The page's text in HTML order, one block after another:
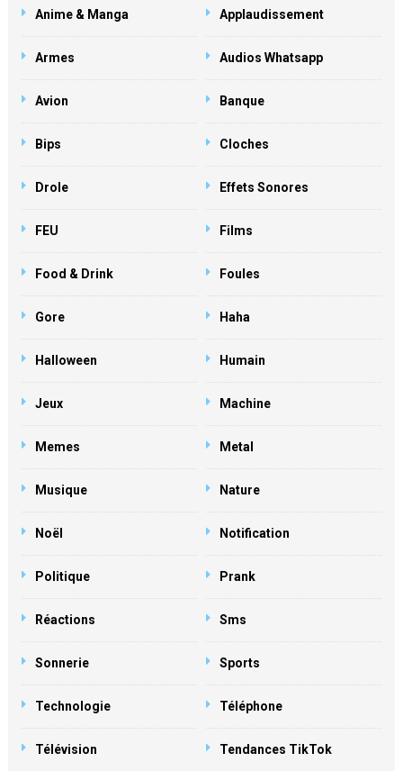
Anime & Manga Applaudissement
Armes Audios Whatsapp
Avion Banque
Bips Cloches
Drole Effets Sonores
FEU Films
Food & Drink Foules
Gore Haha
Halloween Humain
Jeux Machine
Memes Metal
Musique Nature
Noël Notification
Politique Prank
Réactions Sms
Sonnerie Sports
Technologie Téléphone
Télévision Tendances TikTok